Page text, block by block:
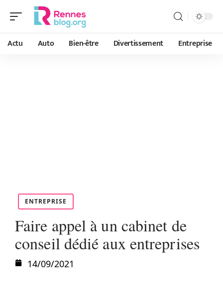
Actu Auto Bien-être Divertissement Entreprise
ENTREPRISE
Faire appel à un cabinet de
conseil dédié aux entreprises
14/09/2021